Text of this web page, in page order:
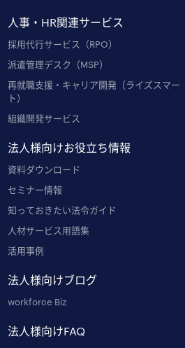
人事・HR関連サービス
採用代行サービス（RPO）
派遣管理デスク（MSP）
再就職支援・キャリア開発（ライズスマー
ト）
組織開発サービス
法人様向けお役立ち情報
資料ダウンロード
セミナー情報
知っておきたい法令ガイド
人材サービス用語集
活用事例
法人様向けブログ
workforce Biz
法人様向けFAQ